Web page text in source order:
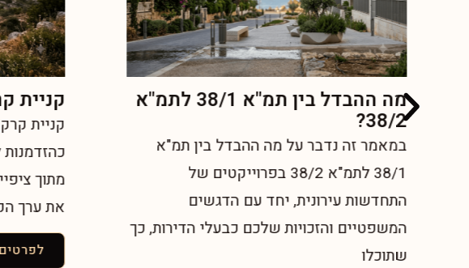
מה ההבדל בין תמ"א 38/1 לתמ"א
38/2?
במאמר זה נדבר על מה ההבדל בין תמ"א
38/1 לתמ"א 38/2 בפרוייקטים של
התחדשות עירונית, יחד עם הדגשים
המשפטיים והזכויות שלכם כבעלי הדירות, כך
שתוכלו
קניית
קניית
מתוך
את ערך
לפרטים